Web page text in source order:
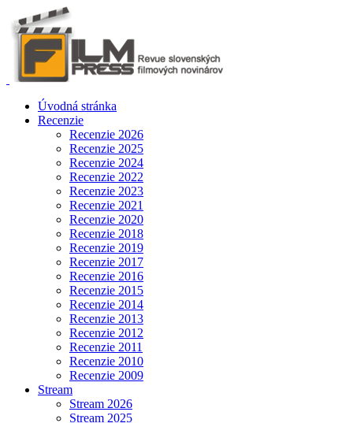
Úvodná stránka
Recenzie
Recenzie 2026
Recenzie 2025
Recenzie 2024
Recenzie 2022
Recenzie 2023
Recenzie 2021
Recenzie 2020
Recenzie 2018
Recenzie 2019
Recenzie 2017
Recenzie 2016
Recenzie 2015
Recenzie 2014
Recenzie 2013
Recenzie 2012
Recenzie 2011
Recenzie 2010
Recenzie 2009
Stream
Stream 2026
Stream 2025